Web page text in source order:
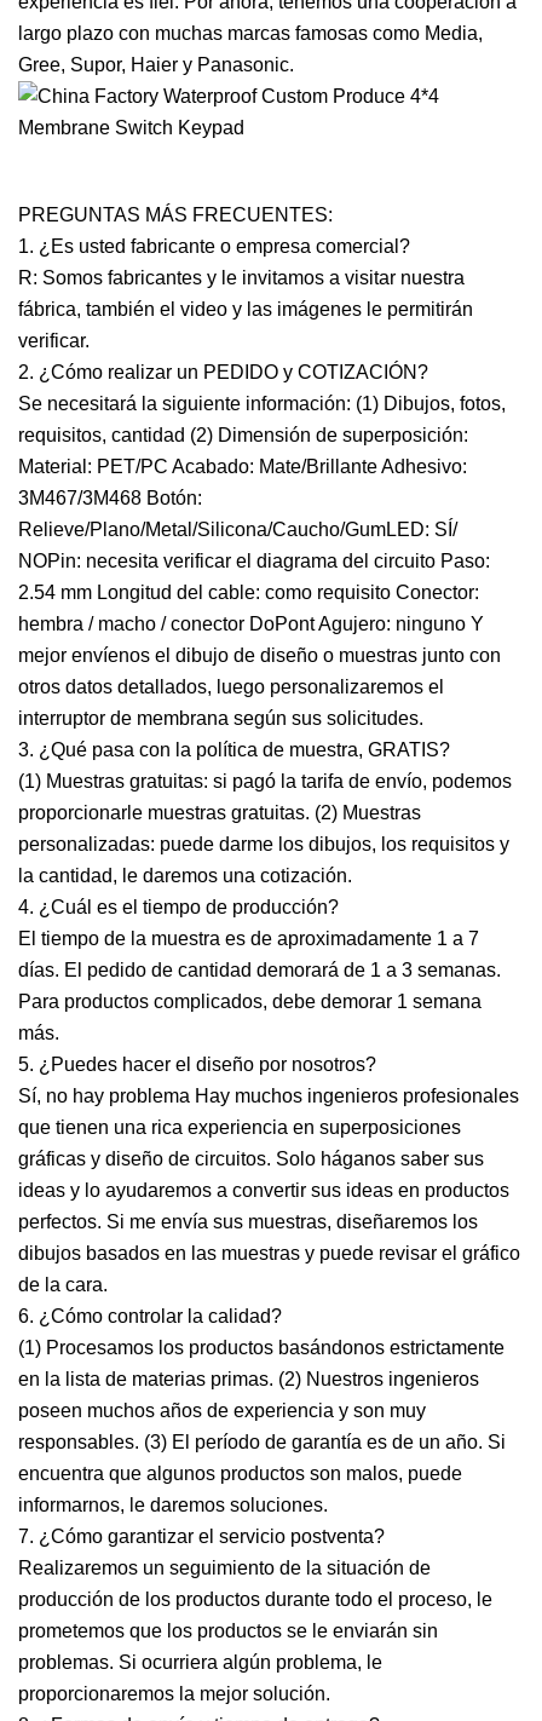
largo plazo con muchas marcas famosas como Media,
Gree, Supor, Haier y Panasonic.
PREGUNTAS MÁS FRECUENTES:
1. ¿Es usted fabricante o empresa comercial?
R: Somos fabricantes y le invitamos a visitar nuestra
fábrica, también el video y las imágenes le permitirán
verificar.
2. ¿Cómo realizar un PEDIDO y COTIZACIÓN?
Se necesitará la siguiente información: (1) Dibujos, fotos,
requisitos, cantidad (2) Dimensión de superposición:
Material: PET/PC Acabado: Mate/Brillante Adhesivo:
3M467/3M468 Botón:
Relieve/Plano/Metal/Silicona/Caucho/GumLED: SÍ/
NOPin: necesita verificar el diagrama del circuito Paso:
2.54 mm Longitud del cable: como requisito Conector:
hembra / macho / conector DoPont Agujero: ninguno Y
mejor envíenos el dibujo de diseño o muestras junto con
otros datos detallados, luego personalizaremos el
interruptor de membrana según sus solicitudes.
3. ¿Qué pasa con la política de muestra, GRATIS?
(1) Muestras gratuitas: si pagó la tarifa de envío, podemos
proporcionarle muestras gratuitas. (2) Muestras
personalizadas: puede darme los dibujos, los requisitos y
la cantidad, le daremos una cotización.
4. ¿Cuál es el tiempo de producción?
El tiempo de la muestra es de aproximadamente 1 a 7
días. El pedido de cantidad demorará de 1 a 3 semanas.
Para productos complicados, debe demorar 1 semana
más.
5. ¿Puedes hacer el diseño por nosotros?
Sí, no hay problema Hay muchos ingenieros profesionales
que tienen una rica experiencia en superposiciones
gráficas y diseño de circuitos. Solo háganos saber sus
ideas y lo ayudaremos a convertir sus ideas en productos
perfectos. Si me envía sus muestras, diseñaremos los
dibujos basados ​​en las muestras y puede revisar el gráfico
de la cara.
6. ¿Cómo controlar la calidad?
(1) Procesamos los productos basándonos estrictamente
en la lista de materias primas. (2) Nuestros ingenieros
poseen muchos años de experiencia y son muy
responsables. (3) El período de garantía es de un año. Si
encuentra que algunos productos son malos, puede
informarnos, le daremos soluciones.
7. ¿Cómo garantizar el servicio postventa?
Realizaremos un seguimiento de la situación de
producción de los productos durante todo el proceso, le
prometemos que los productos se le enviarán sin
problemas. Si ocurriera algún problema, le
proporcionaremos la mejor solución.